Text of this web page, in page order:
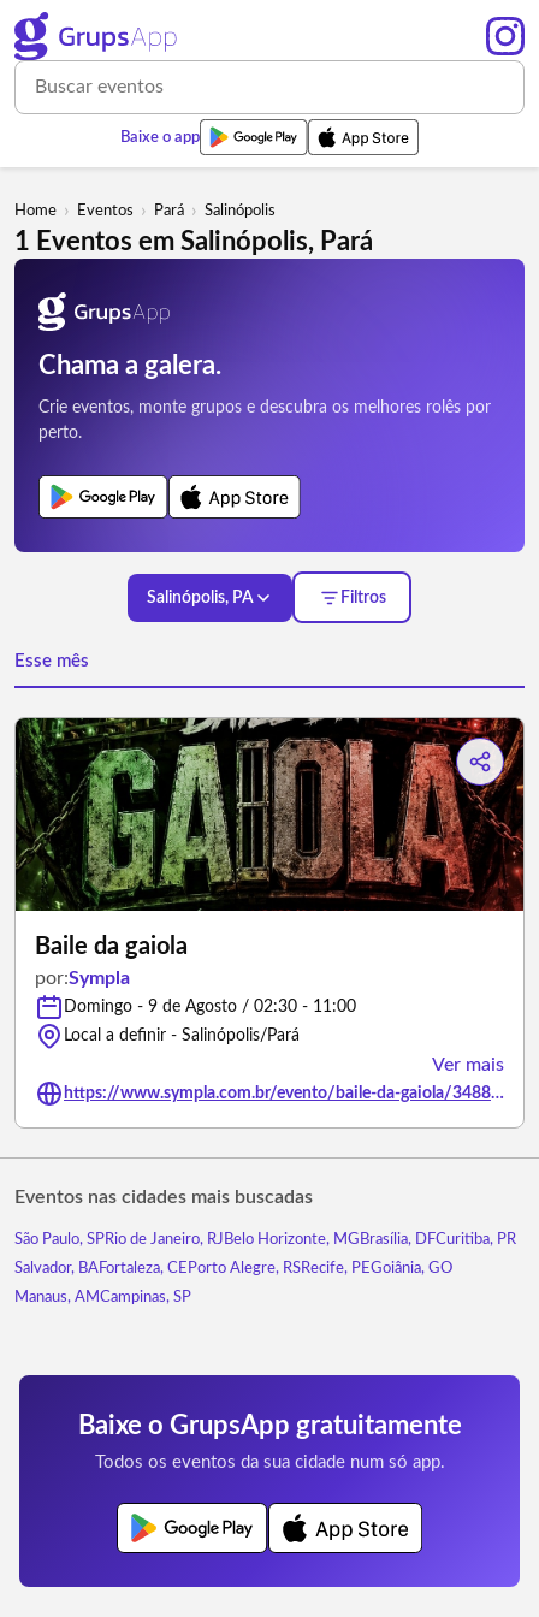
Baixe o app
Home › Eventos › Pará › Salinópolis
1 Eventos em Salinópolis, Pará
Chama a galera.
Crie eventos, monte grupos e descubra os melhores rolês por
perto.
Salinópolis, PA Filtros
Esse mês
Baile da gaiola
por:Sympla
Domingo - 9 de Agosto / 02:30 - 11:00
Local a definir - Salinópolis/Pará
Ver mais
https://www.sympla.com.br/evento/baile-da-gaiola/3488128
Eventos nas cidades mais buscadas
São Paulo, SPRio de Janeiro, RJ Belo Horizonte, MG Brasília, DFCuritiba, PR
Salvador, BAFortaleza, CE Porto Alegre, RSRecife, PEGoiânia, GO
Manaus, AMCampinas, SP
Baixe o GrupsApp gratuitamente
Todos os eventos da sua cidade num só app.